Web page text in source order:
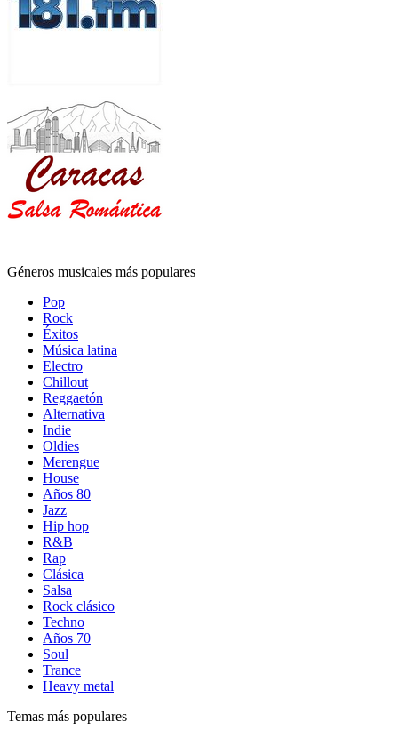
Géneros musicales más populares
Pop
Rock
Éxitos
Música latina
Electro
Chillout
Reggaetón
Alternativa
Indie
Oldies
Merengue
House
Años 80
Jazz
Hip hop
R&B
Rap
Clásica
Salsa
Rock clásico
Techno
Años 70
Soul
Trance
Heavy metal
Temas más populares